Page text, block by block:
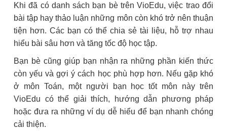
Khi đã có danh sách bạn bè trên VioEdu, việc trao đổi
bài tập hay thảo luận những môn còn khó trở nên thuận
tiện hơn. Các bạn có thể chia sẻ tài liệu, hỗ trợ nhau
hiểu bài sâu hơn và tăng tốc độ học tập.
Bạn bè cũng giúp bạn nhận ra những phần kiến thức
còn yếu và gợi ý cách học phù hợp hơn. Nếu gặp khó
ở môn Toán, một người bạn học tốt môn này trên
VioEdu có thể giải thích, hướng dẫn phương pháp
hoặc đưa ra những ví dụ dễ hiểu để bạn nhanh chóng
cải thiện.